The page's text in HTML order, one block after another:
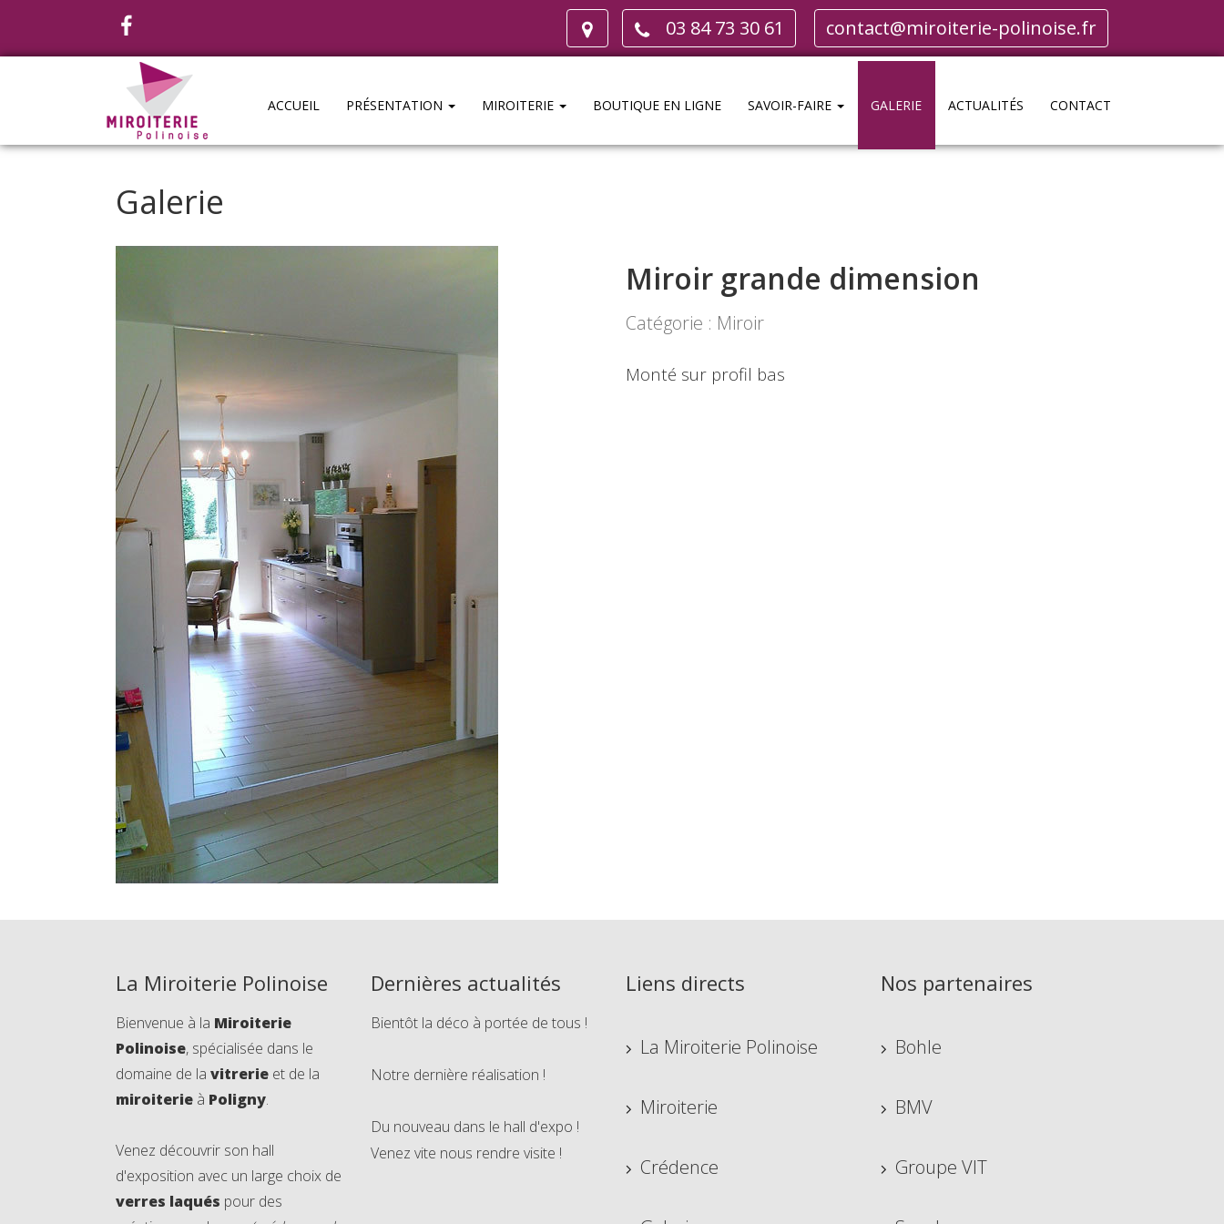
03 84 73 30 61 contact@miroiterie-polinoise.fr
ACCUEIL PRÉSENTATION MIROITERIE BOUTIQUE EN LIGNE SAVOIR-FAIRE GALERIE ACTUALITÉS CONTACT
Galerie
Miroir grande dimension
Catégorie : Miroir
Monté sur profil bas
La Miroiterie Polinoise
Bienvenue à la Miroiterie
Polinoise, spécialisée dans le
domaine de la vitrerie et de la
miroiterie à Poligny.
Venez découvrir son hall
d'exposition avec un large choix de
verres laqués pour des
Dernières actualités
Bientôt la déco à portée de tous !
Notre dernière réalisation !
Du nouveau dans le hall d'expo !
Venez vite nous rendre visite !
Liens directs
La Miroiterie Polinoise
Miroiterie
Crédence
Nos partenaires
Bohle
BMV
Groupe VIT